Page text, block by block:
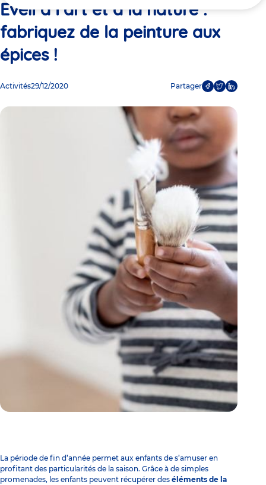
ici
Eveil à l’art et à la nature :
fabriquez de la peinture aux
épices !
Activités29/12/2020 Partager
La période de fin d’année permet aux enfants de s’amuser en
profitant des particularités de la saison. Grâce à de simples
promenades, les enfants peuvent récupérer des éléments de la